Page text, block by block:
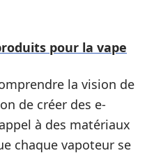
pour la vape
la vision de
de créer des e-
à des matériaux
chaque vapoteur se